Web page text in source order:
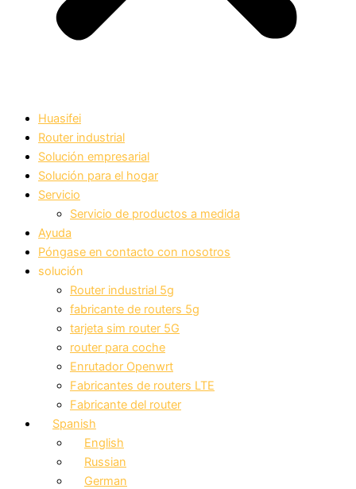
Huasifei
Router industrial
Solución empresarial
Solución para el hogar
Servicio
Servicio de productos a medida
Ayuda
Póngase en contacto con nosotros
solución
Router industrial 5g
fabricante de routers 5g
tarjeta sim router 5G
router para coche
Enrutador Openwrt
Fabricantes de routers LTE
Fabricante del router
Spanish
English
Russian
German